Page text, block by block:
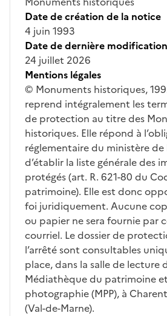
Date de création de la notice
4 juin 1993
Date de dernière
24 juillet 2026
Mentions légales
© Monuments historiques,
reprend intégralement les
de protection au titre des
historiques. Elle répond à
réglementaire du ministère
d’établir la liste générale des
protégés (art. R. 621-80 du
patrimoine). Elle est donc
foi juridiquement. Aucune
ou papier ne sera fournie par
courriel. Le dossier de
l’arrêté sont consultables
place, dans la salle de lecture
Médiathèque du patrimoine
photographie (MPP), à
(Val-de-Marne).